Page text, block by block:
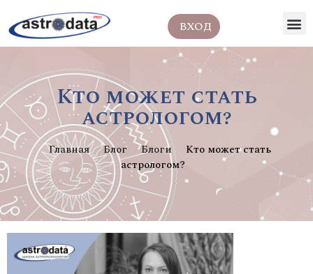
ВХОД
Кто может стать
астрологом?
Главная Блог Блоги
Кто может стать
астрологом?